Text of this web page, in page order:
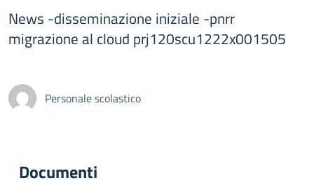
News -disseminazione iniziale -pnrr
migrazione al cloud prj120scu1222x001505
Personale scolastico
Documenti